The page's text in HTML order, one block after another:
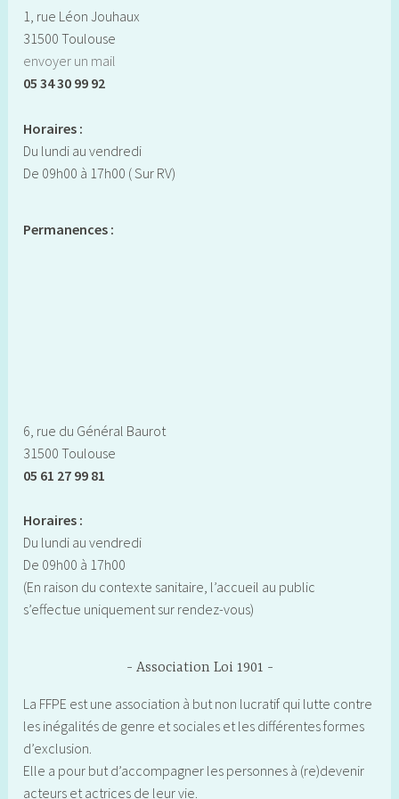
1, rue Léon Jouhaux
31500 Toulouse
envoyer un mail
05 34 30 99 92
Horaires :
Du lundi au vendredi
De 09h00 à 17h00 ( Sur RV)
Permanences :
6, rue du Général Baurot
31500 Toulouse
05 61 27 99 81
Horaires :
Du lundi au vendredi
De 09h00 à 17h00
(En raison du contexte sanitaire, l’accueil au public
s’effectue uniquement sur rendez-vous)
Association Loi 1901
La FFPE est une association à but non lucratif qui lutte contre
les inégalités de genre et sociales et les différentes formes
d’exclusion.
Elle a pour but d’accompagner les personnes à (re)devenir
acteurs et actrices de leur vie.